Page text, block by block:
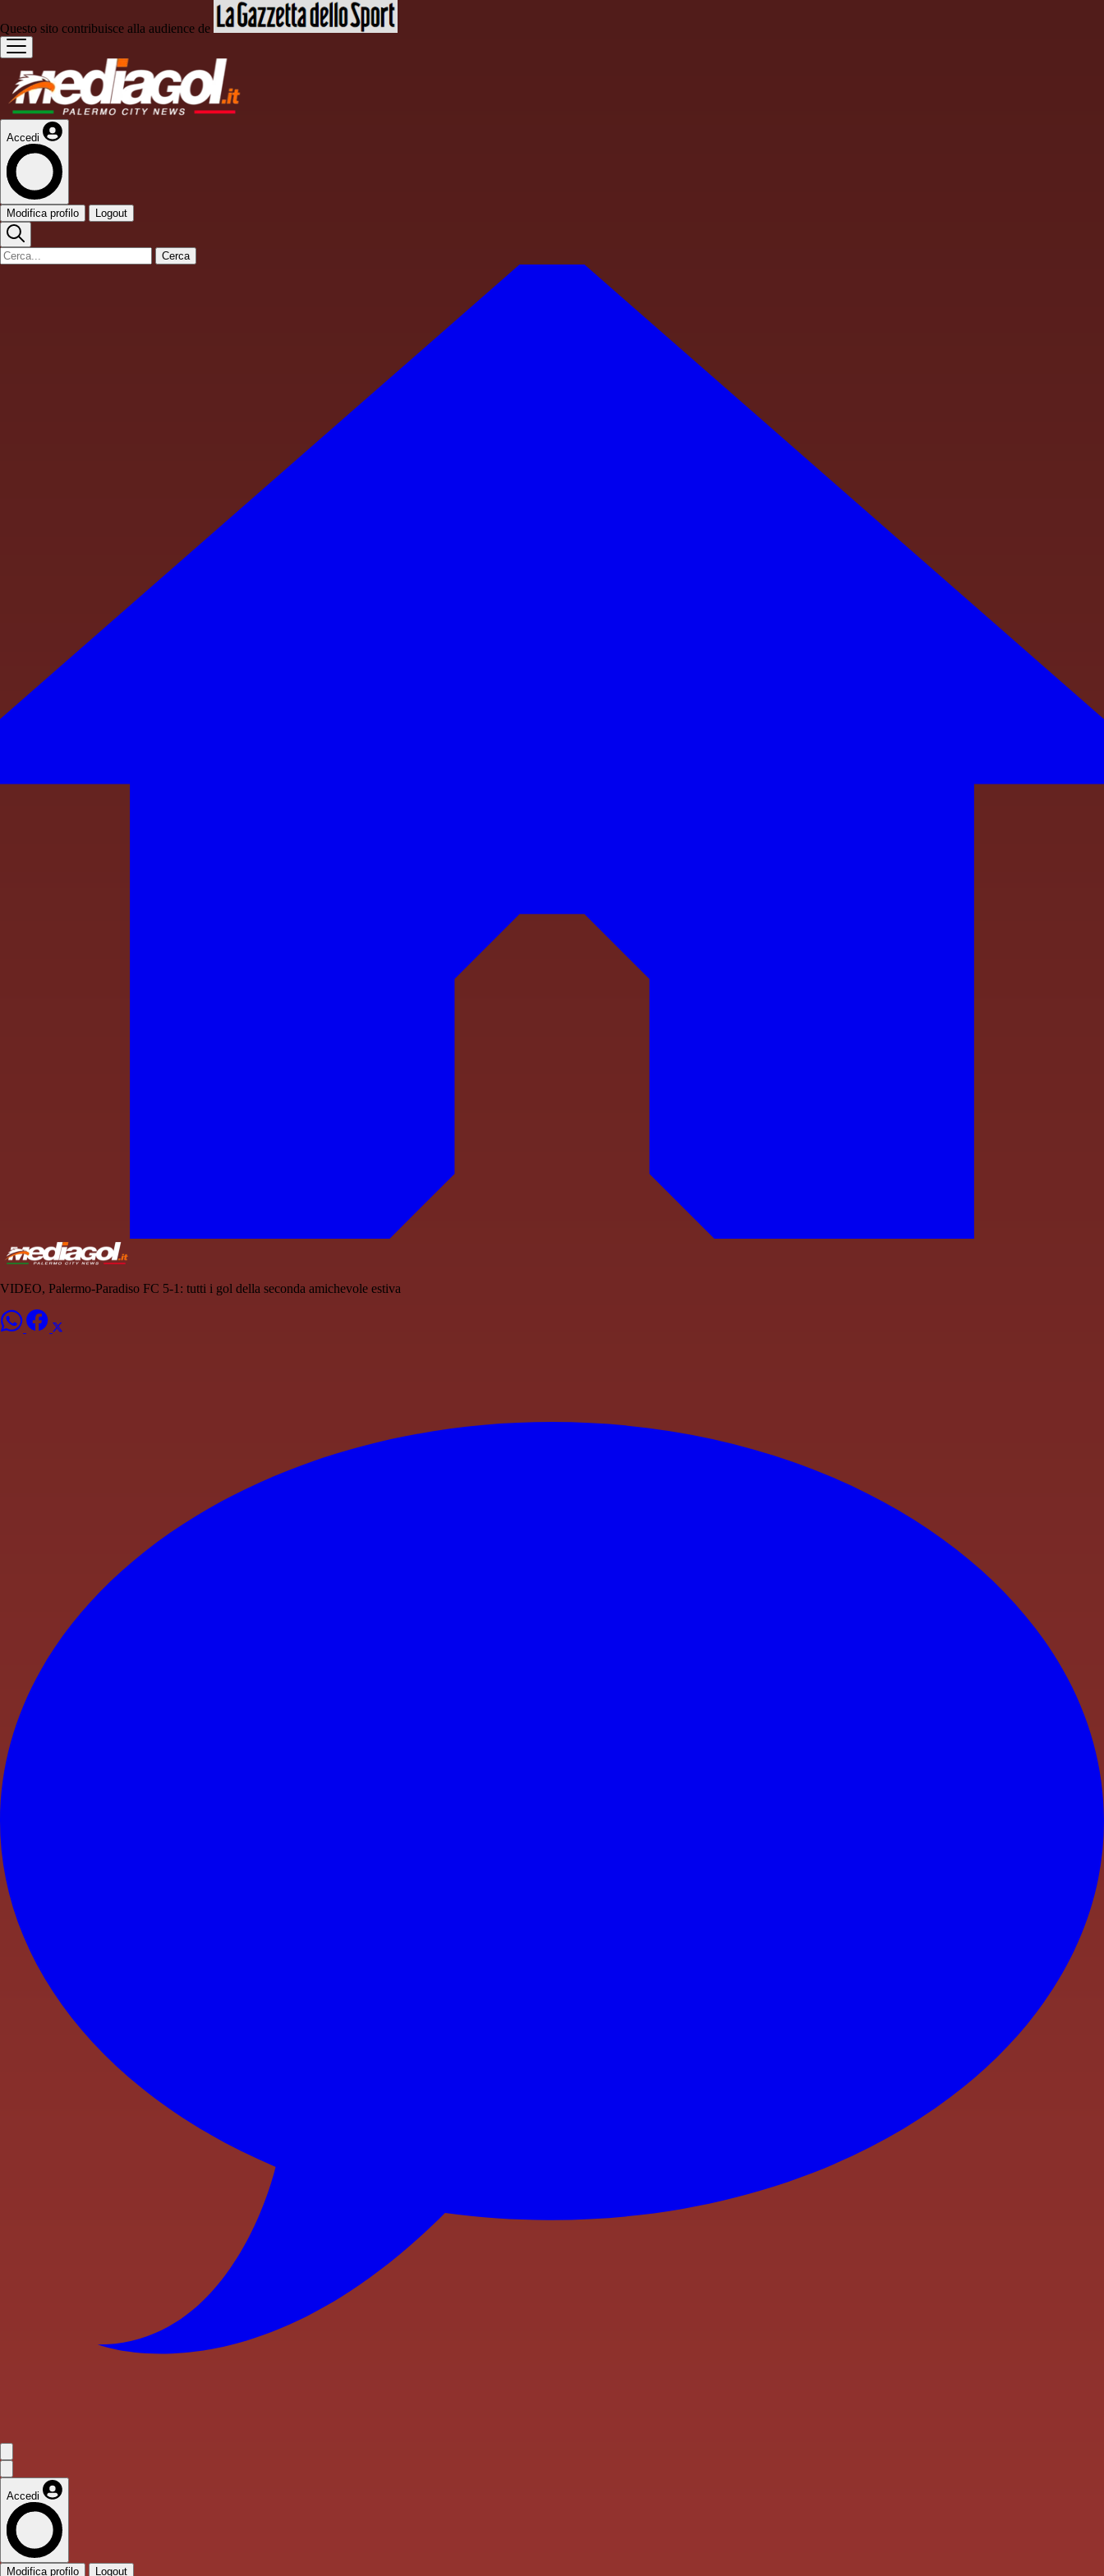
Questo sito contribuisce alla audience de
Accedi
Modifica profilo Logout
Cerca
VIDEO, Palermo-Paradiso FC 5-1: tutti i gol della seconda amichevole estiva
Accedi
Modifica profilo Logout